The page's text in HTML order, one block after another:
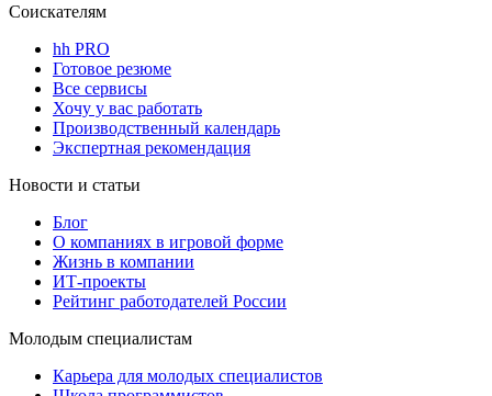
Соискателям
hh PRO
Готовое резюме
Все сервисы
Хочу у вас работать
Производственный календарь
Экспертная рекомендация
Новости и статьи
Блог
О компаниях в игровой форме
Жизнь в компании
ИТ-проекты
Рейтинг работодателей России
Молодым специалистам
Карьера для молодых специалистов